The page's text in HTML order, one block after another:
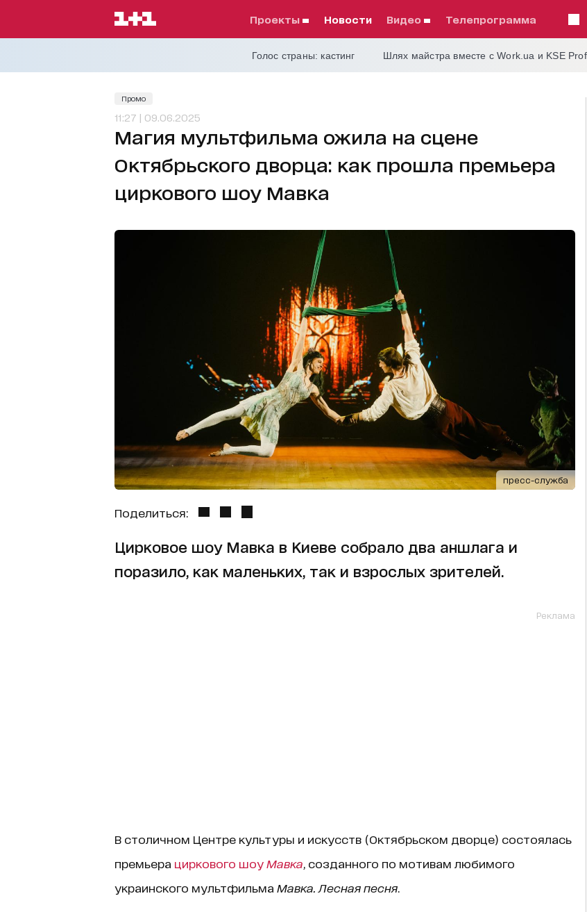
проекты Новости видео телепрограмма
Голос страны: кастинг Шлях майстра вместе с Work.ua и KSE
Промо
11:27 | 09.06.2025
Магия мультфильма ожила на сцене
Октябрьского дворца: как прошла премьера
циркового шоу Мавка
пресс-служба
Поделиться:
Цирковое шоу Мавка в Киеве собрало два аншлага и
поразило, как маленьких, так и взрослых зрителей.
Реклама
В столичном Центре культуры и искусств (Октябрьском дворце) состоялась
премьера циркового шоу Мавка , созданного по мотивам любимого
украинского мультфильма Мавка. Лесная песня.